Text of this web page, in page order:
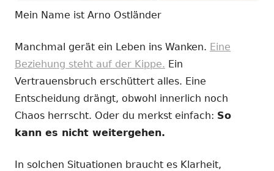
Mein Name ist Arno Ostländer
Manchmal gerät ein Leben ins Wanken. Eine
Beziehung steht auf der Kippe. Ein
Vertrauensbruch erschüttert alles. Eine
Entscheidung drängt, obwohl innerlich noch
Chaos herrscht. Oder du merkst einfach: So
kann es nicht weitergehen.
In solchen Situationen braucht es Klarheit,